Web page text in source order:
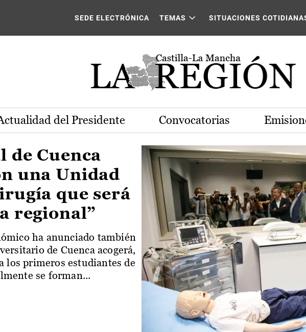
de Castilla-La Mancha
SEDE ELECTRÓNICA TEMAS SITUACIONES
del Presidente Convocatorias
de Cuenca
una Unidad
que será
regional”
ha anunciado también
de Cuenca acogerá,
los primeros estudiantes de
se forman...